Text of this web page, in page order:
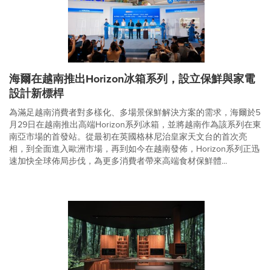
海爾在越南推出Horizon冰箱系列，設立保鮮與家電
設計新標桿
為滿足越南消費者對多樣化、多場景保鮮解決方案的需求，海爾於5
月29日在越南推出高端Horizon系列冰箱，並將越南作為該系列在東
南亞市場的首發站。從最初在英國格林尼治皇家天文台的首次亮
相，到全面進入歐洲市場，再到如今在越南發佈，Horizon系列正迅
速加快全球佈局步伐，為更多消費者帶來高端食材保鮮體...